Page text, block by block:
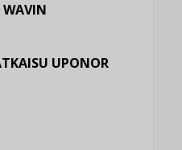
WAVIN
UPONOR